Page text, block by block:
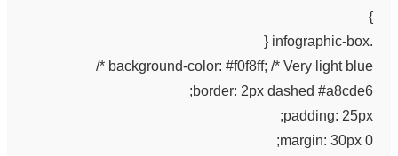
}
.infographic-box {
background-color: #f0f8ff; /* Very light blue */
border: 2px dashed #a8cde6;
padding: 25px;
margin: 30px 0;